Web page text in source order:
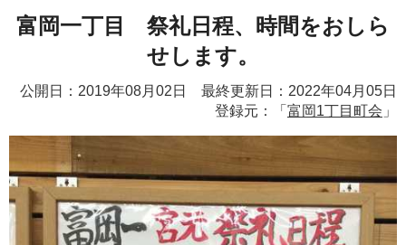
富岡一丁目 祭礼日程、時間をおしら
せします。
公開日：2019年08月02日 最終更新日：2022年04月05日
登録元：「 富岡1丁目町会 」